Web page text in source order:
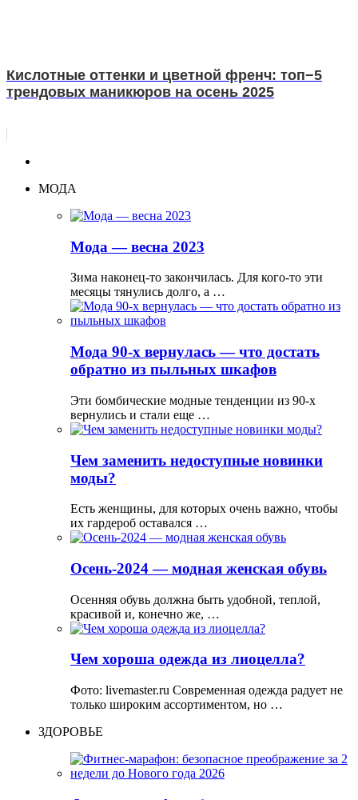
Кислотные оттенки и цветной френч: топ−5
трендовых маникюров на осень 2025
МОДА
Мода — весна 2023
Зима наконец-то закончилась. Для кого-то эти
месяцы тянулись долго, а …
Мода 90-х вернулась — что достать
обратно из пыльных шкафов
Эти бомбические модные тенденции из 90-х
вернулись и стали еще …
Чем заменить недоступные новинки
моды?
Есть женщины, для которых очень важно, чтобы
их гардероб оставался …
Осень-2024 — модная женская обувь
Осенняя обувь должна быть удобной, теплой,
красивой и, конечно же, …
Чем хороша одежда из лиоцелла?
Фото: livemaster.ru Современная одежда радует не
только широким ассортиментом, но …
ЗДОРОВЬЕ